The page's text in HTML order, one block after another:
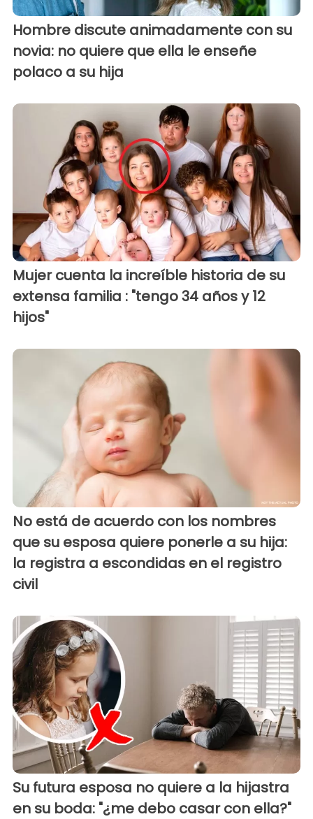
Hombre discute animadamente con su
novia: no quiere que ella le enseñe
polaco a su hija
Mujer cuenta la increíble historia de su
extensa familia : "tengo 34 años y 12
hijos"
No está de acuerdo con los nombres
que su esposa quiere ponerle a su hija:
la registra a escondidas en el registro
civil
Su futura esposa no quiere a la hijastra
en su boda: "¿me debo casar con ella?"